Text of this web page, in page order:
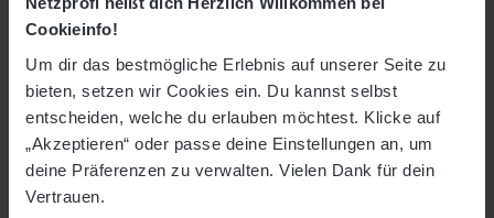
Cookieinfo!
Um dir das bestmögliche Erlebnis auf unserer Seite zu
bieten, setzen wir Cookies ein. Du kannst selbst
entscheiden, welche du erlauben möchtest. Klicke auf
„Akzeptieren“ oder passe deine Einstellungen an, um
deine Präferenzen zu verwalten. Vielen Dank für dein
Vertrauen.
Option Randverstärkung
Gewebe & Planen
Freizeit- & Fitness
% Sale %